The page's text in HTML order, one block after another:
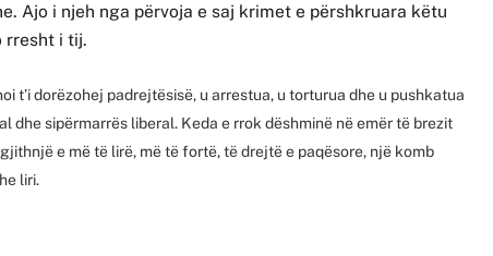
Ajo i njeh nga përvoja e saj krimet e përshkruara këtu
rresht i tij.
t’i dorëzohej padrejtësisë, u arrestua, u torturua dhe u pushkatua
dhe sipërmarrës liberal. Keda e rrok dëshminë në emër të brezit
e më të lirë, më të fortë, të drejtë e paqësore, një komb
liri.